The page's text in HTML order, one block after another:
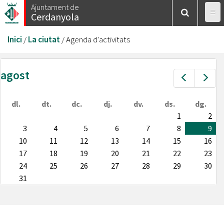
Vés
al
Ajuntament de
Cerdanyola
Esteu
aquí
Inici /La ciutat/Agenda d'activitats
Prev
agost
dl. dt. dc. dj. dv. ds.
dg.
1
2
3
4 5 6 7 8
9
10
11 12 13 14 15
16
17
18 19 20 21 22
23
24
25 26 27 28 29
30
31